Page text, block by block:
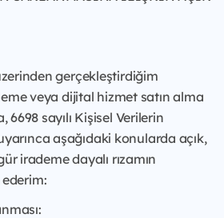
gerçekleştirdiğim
veya dijital hizmet satın alma
6698 sayılı Kişisel Verilerin
aşağıdaki konularda açık,
irademe dayalı rızamın